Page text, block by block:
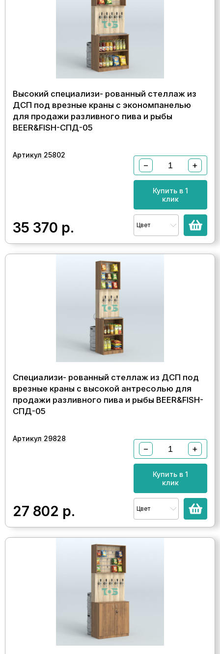
Высокий специализи- рованный стеллаж из
ДСП под врезные краны с экономпанелью
для продажи разливного пива и рыбы
BEER&FISH-СПД-05
Артикул 25802
35 370 р.
− +
Купить в 1
клик
Цвет
Специализи- рованный стеллаж из ДСП под
врезные краны с высокой антресолью для
продажи разливного пива и рыбы BEER&FISH-
СПД-05
Артикул 29828
27 802 р.
− +
Купить в 1
клик
Цвет